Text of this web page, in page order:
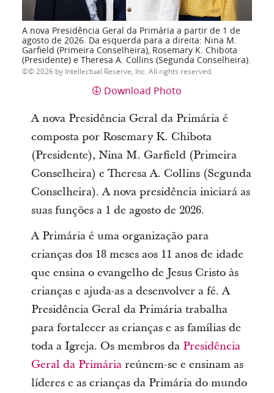
A nova Presidência Geral da Primária a partir de 1 de
agosto de 2026. Da esquerda para a direita: Nina M.
Garfield (Primeira Conselheira), Rosemary K. Chibota
(Presidente) e Theresa A. Collins (Segunda Conselheira).
© 2026 by Intellectual Reserve, Inc. All rights reserved.
Download Photo
A nova Presidência Geral da Primária é
composta por Rosemary K. Chibota
(Presidente), Nina M. Garfield (Primeira
Conselheira) e Theresa A. Collins (Segunda
Conselheira). A nova presidência iniciará as
suas funções a 1 de agosto de 2026.
A Primária é uma organização para
crianças dos 18 meses aos 11 anos de idade
que ensina o evangelho de Jesus Cristo às
crianças e ajuda-as a desenvolver a fé. A
Presidência Geral da Primária trabalha
para fortalecer as crianças e as famílias de
toda a Igreja. Os membros da Presidência
Geral da Primáriareúnem-se e ensinam as
líderes e as crianças da Primária do mundo